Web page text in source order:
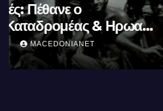
Μέγας Αλέξανδρος: Ο
Ελλήνων
11 ΙΟΥΝΊΟΥ 2023